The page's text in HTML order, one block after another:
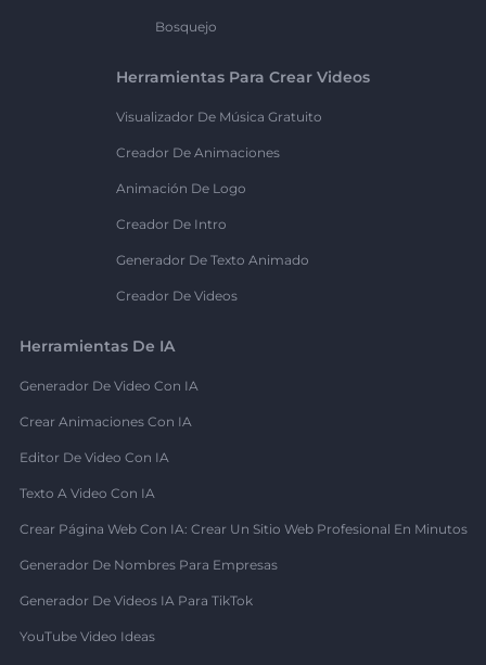
Bosquejo
Herramientas Para Crear Videos
Visualizador De Música Gratuito
Creador De Animaciones
Animación De Logo
Creador De Intro
Generador De Texto Animado
Creador De Videos
Herramientas De IA
Generador De Video Con IA
Crear Animaciones Con IA
Editor De Video Con IA
Texto A Video Con IA
Crear Página Web Con IA: Crear Un Sitio Web Profesional En Minutos
Generador De Nombres Para Empresas
Generador De Videos IA Para TikTok
YouTube Video Ideas